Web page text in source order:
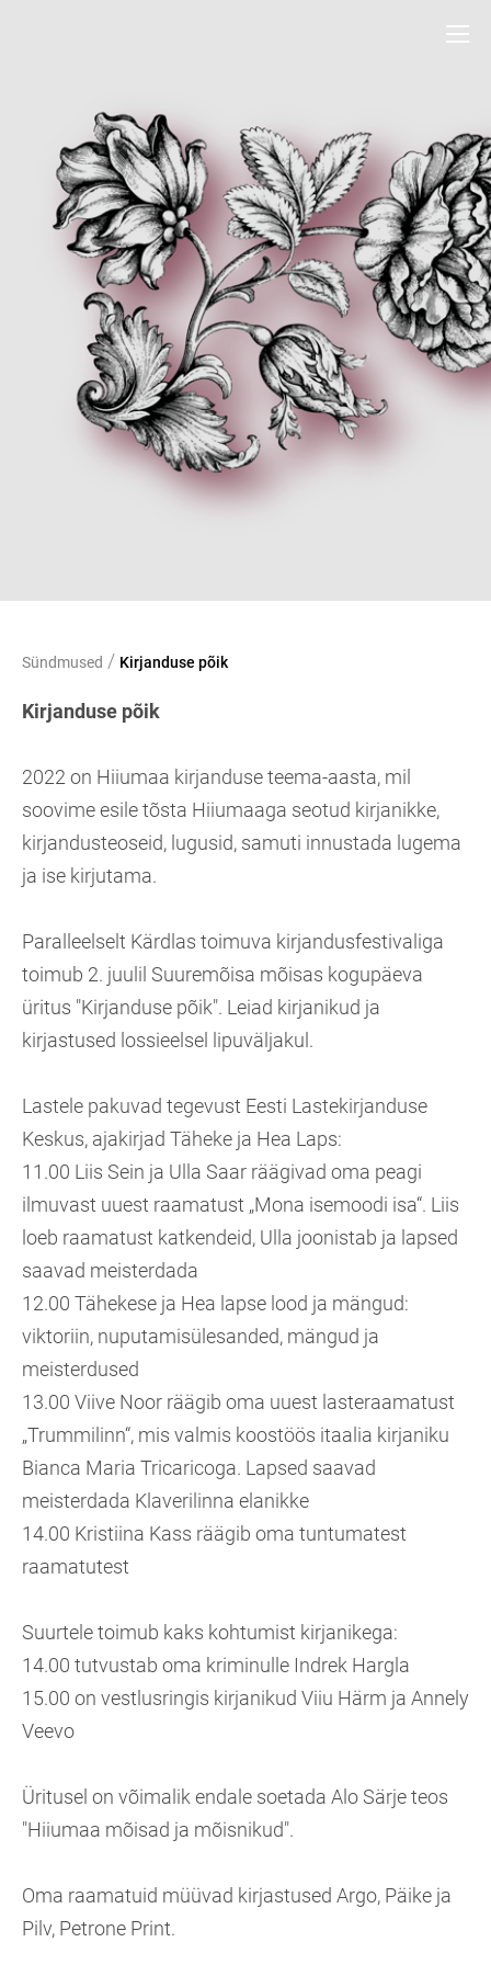
Sündmused / Kirjanduse põik
Kirjanduse põik
2022 on Hiiumaa kirjanduse teema-aasta, mil
soovime esile tõsta Hiiumaaga seotud kirjanikke,
kirjandus­teoseid, lugusid, samuti innustada lugema
ja ise kirjutama.
Paralleelselt Kärdlas toimuva kirjandusfestivaliga
toimub 2. juulil Suuremõisa mõisas kogupäeva
üritus "Kirjanduse põik". Leiad kirjanikud ja
kirjastused lossieelsel lipuväljakul.
Lastele pakuvad tegevust Eesti Lastekirjanduse
Keskus, ajakirjad Täheke ja Hea Laps:
11.00 Liis Sein ja Ulla Saar räägivad oma peagi
ilmuvast uuest raamatust „Mona isemoodi isa“. Liis
loeb raamatust katkendeid, Ulla joonistab ja lapsed
saavad meisterdada
12.00 Tähekese ja Hea lapse lood ja mängud:
viktoriin, nuputamisülesanded, mängud ja
meisterdused
13.00 Viive Noor räägib oma uuest lasteraamatust
„Trummilinn“, mis valmis koostöös itaalia kirjaniku
Bianca Maria Tricaricoga. Lapsed saavad
meisterdada Klaverilinna elanikke
14.00 Kristiina Kass räägib oma tuntumatest
raamatutest
Suurtele toimub kaks kohtumist kirjanikega:
14.00 tutvustab oma kriminulle Indrek Hargla
15.00 on vestlusringis kirjanikud Viiu Härm ja Annely
Veevo
Üritusel on võimalik endale soetada Alo Särje teos
"Hiiumaa mõisad ja mõisnikud".
Oma raamatuid müüvad kirjastused Argo, Päike ja
Pilv, Petrone Print.